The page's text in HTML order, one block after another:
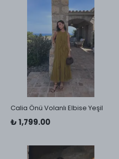
Calia Önü Volanlı Elbise Yeşil
₺ 1,799.00